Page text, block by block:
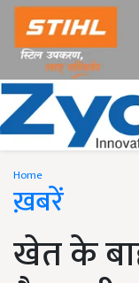
Home
ख़बरें
खेत के